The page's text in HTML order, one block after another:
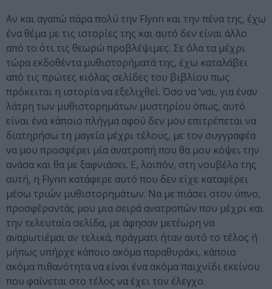
Αν και αγαπώ πάρα πολύ την Flynn και την πένα της, έχω
ένα θέμα με τις ιστορίες της και αυτό δεν είναι άλλο
από το ότι τις θεωρώ προβλέψιμες. Σε όλα τα μέχρι
τώρα εκδοθέντα μυθιστορήματά της, έχω καταλάβει
από τις πρώτες κιόλας σελίδες του βιβλίου πως
πρόκειται η ιστορία να εξελιχθεί. Όσο να ‘ναι, για έναν
λάτρη των μυθιστορημάτων μυστηρίου όπως, αυτό
είναι ένα κάποιο πλήγμα αφού δεν μου επιτρέπεται να
διατηρήσω τη μαγεία μέχρι τέλους, με τον συγγραφέα
να μου προσφέρει μία ανατροπή που θα μου κόψει την
ανάσα και θα με ξαφνιάσει. Ε, λοιπόν, στη νουβέλα της
αυτή, η Flynn κατάφερε αυτό που δεν είχε καταφέρει
μέσω τριών μυθιστορημάτων. Να με πιάσει στον ύπνο,
προσφέροντάς μου μια σειρά ανατροπών που μέχρι και
την τελευταία σελίδα, με άφησαν μετέωρη να
αναρωτιέμαι αν τελικά, πράγματι ήταν αυτό το τέλος ή
μήπως υπήρχε κάποιο ακόμα παραθυράκι, κάποια
ακόμα πιθανότητα να είναι ένα ακόμα παιχνίδι εκείνου
που φαίνεται στο τέλος να έχει τον έλεγχο.